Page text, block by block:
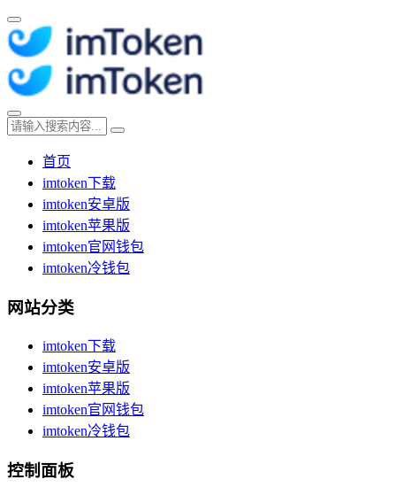
首页
imtoken下载
imtoken安卓版
imtoken苹果版
imtoken官网钱包
imtoken冷钱包
网站分类
imtoken下载
imtoken安卓版
imtoken苹果版
imtoken官网钱包
imtoken冷钱包
控制面板